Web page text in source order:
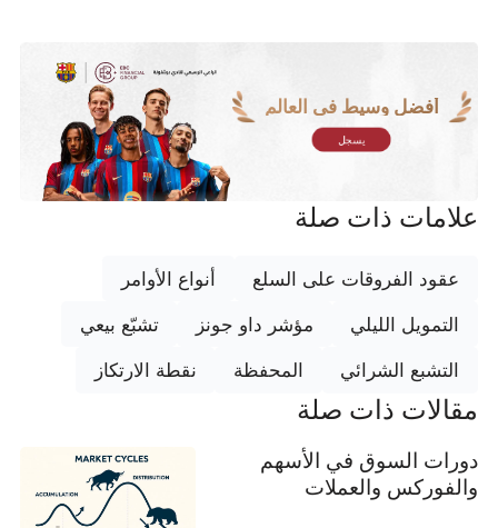
أفضل وسيط في العالم
يسجل
علامات ذات صلة
عقود الفروقات على السلع أنواع الأوامر
التمويل الليلي مؤشر داو جونز تشبّع بيعي
التشبع الشرائي المحفظة نقطة الارتكاز
مقالات ذات صلة
دورات السوق في الأسهم
والفوركس والعملات